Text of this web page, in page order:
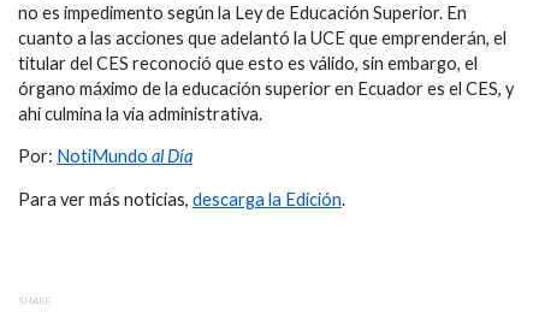
no es impedimento según la Ley de Educación Superior. En
cuanto a las acciones que adelantó la UCE que emprenderán, el
titular del CES reconoció que esto es válido, sin embargo, el
órgano máximo de la educación superior en Ecuador es el CES, y
ahí culmina la vía administrativa.
Por: NotiMundo al Día
Para ver más noticias, descarga la Edición.
SHARE